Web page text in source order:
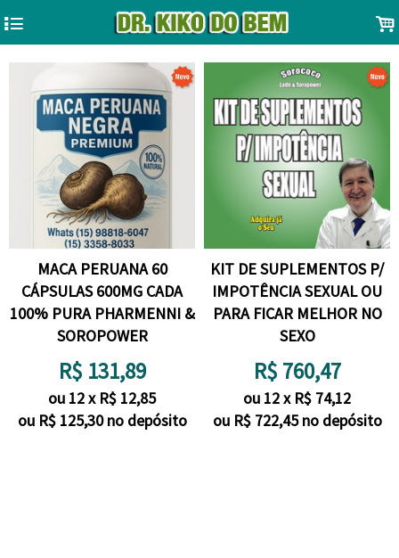
4 .
MACA PERUANA 60
CÁPSULAS 600MG CADA
100% PURA PHARMENNI &
SOROPOWER
R$ 131,89
ou 12x R$ 12,85
ou R$ 125,30 no depósito
KIT DE SUPLEMENTOS P/
IMPOTÊNCIA SEXUAL OU
PARA FICAR MELHOR NO
SEXO
R$ 760,47
ou 12x R$ 74,12
ou R$ 722,45 no depósito